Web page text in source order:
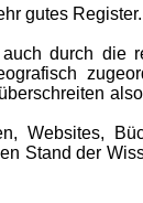
gutes Register.
durch die
Websites,
Stand der